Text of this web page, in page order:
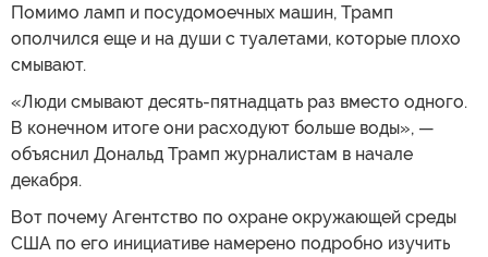
Помимо ламп и посудомоечных машин, Трамп
ополчился еще и на души с туалетами, которые плохо
смывают.
«Люди смывают десять-пятнадцать раз вместо одного.
В конечном итоге они расходуют больше воды», —
объяснил Дональд Трамп журналистам в начале
декабря.
Вот почему Агентство по охране окружающей среды
США по его инициативе намерено подробно изучить